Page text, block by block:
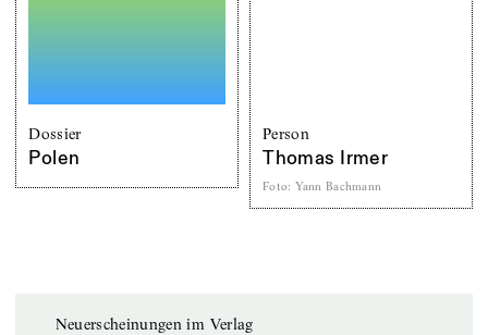
Dossier
Polen
Person
Thomas Irmer
Foto: Yann Bachmann
Neuerscheinungen im Verlag